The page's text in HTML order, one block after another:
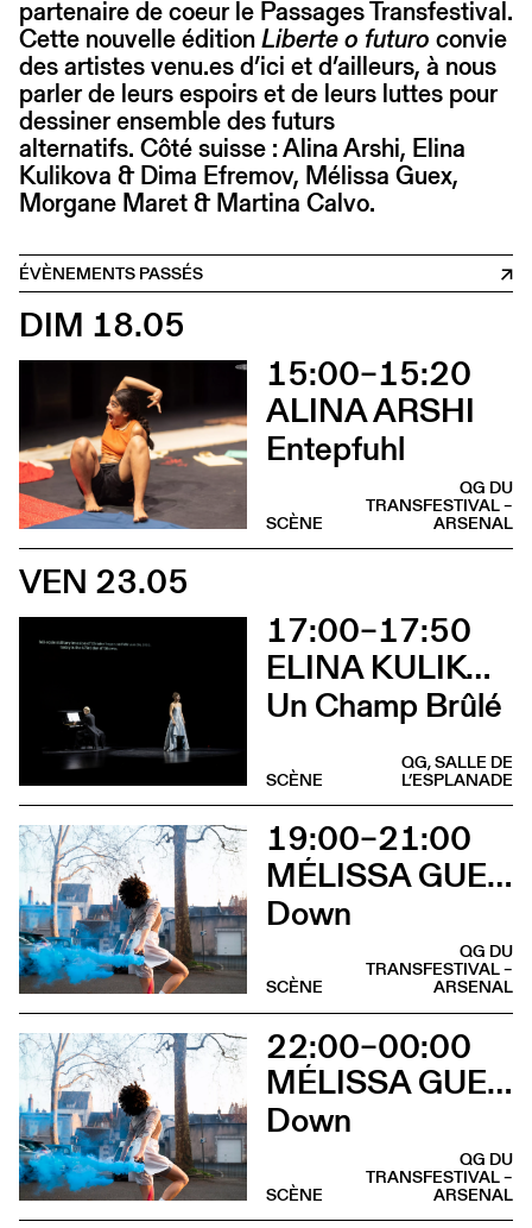
partenaire de coeur le Passages Transfestival.
Cette nouvelle éditionLiberte o futuro convie
des artistes venu.es d’ici et d’ailleurs, à nous
parler de leurs espoirs et de leurs luttes pour
dessiner ensemble des futurs
alternatifs. Côté suisse : Alina Arshi, Elina
Kulikova & Dima Efremov, Mélissa Guex,
Morgane Maret & Martina Calvo.
ÉVÈNEMENTS PASSÉS
DIM 18.05
15:00–15:20
ALINA ARSHI
Entepfuhl
QG DU
TRANSFESTIVAL –
ARSENAL
SCÈNE
VEN 23.05
17:00–17:50
ELINA KULIKOVA & DIMA EFREMOV
Un Champ Brûlé
QG, SALLE DE
L’ESPLANADE
SCÈNE
19:00–21:00
MÉLISSA GUEX & CLÉMENT GRIN
Down
QG DU
TRANSFESTIVAL –
ARSENAL
SCÈNE
22:00–00:00
MÉLISSA GUEX & CLÉMENT GRIN
Down
QG DU
TRANSFESTIVAL –
ARSENAL
SCÈNE